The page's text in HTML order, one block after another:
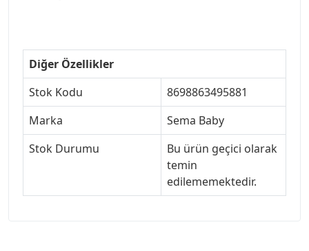
Diğer Özellikler
Stok Kodu
8698863495881
Marka
Sema Baby
Stok Durumu
Bu ürün geçici olarak
temin
edilememektedir.